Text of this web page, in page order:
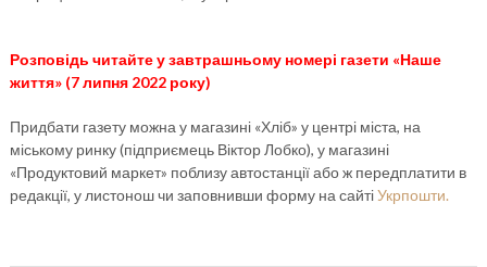
Розповідь читайте у завтрашньому номері газети «Наше
життя» (7 липня 2022 року)
Придбати газету можна у магазині «Хліб» у центрі міста, на
міському ринку (підприємець Віктор Лобко), у магазині
«Продуктовий маркет» поблизу автостанції або ж передплатити в
редакції, у листонош чи заповнивши форму на сайтіУкрпошти.